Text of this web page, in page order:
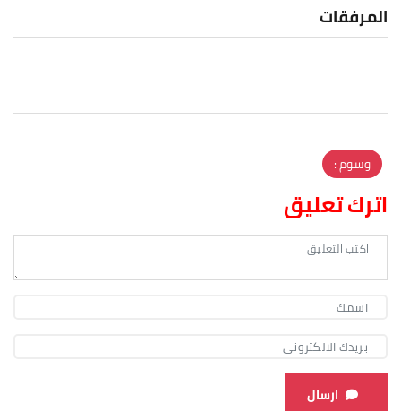
المرفقات
وسوم :
اترك تعليق
ارسال